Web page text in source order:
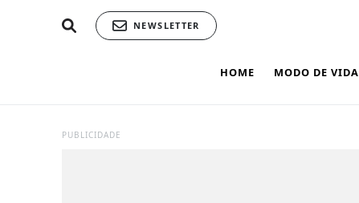
NEWSLETTER
HOME MODO DE VIDA
PUBLICIDADE